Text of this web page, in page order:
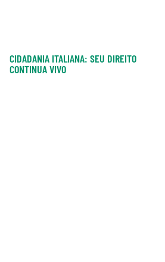
CIDADANIA ITALIANA: SEU DIREITO
CONTINUA VIVO